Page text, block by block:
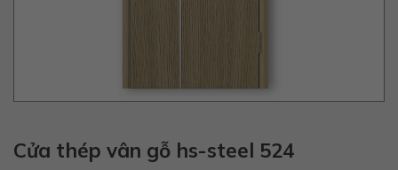
Cửa thép vân gỗ hs-steel 524